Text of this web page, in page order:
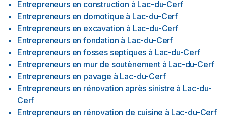
Entrepreneurs en construction à Lac-du-Cerf
Entrepreneurs en domotique à Lac-du-Cerf
Entrepreneurs en excavation à Lac-du-Cerf
Entrepreneurs en fondation à Lac-du-Cerf
Entrepreneurs en fosses septiques à Lac-du-Cerf
Entrepreneurs en mur de soutènement à Lac-du-Cerf
Entrepreneurs en pavage à Lac-du-Cerf
Entrepreneurs en rénovation après sinistre à Lac-du-
Cerf
Entrepreneurs en rénovation de cuisine à Lac-du-Cerf